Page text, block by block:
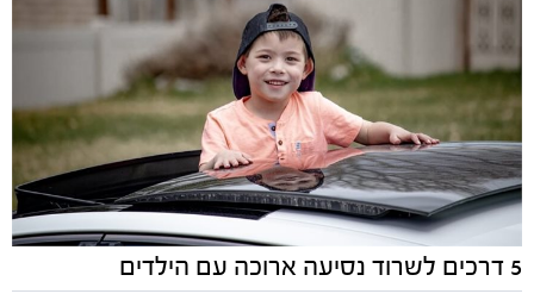
5 דרכים לשרוד נסיעה ארוכה עם הילדים